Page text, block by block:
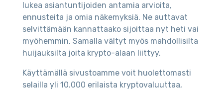
lukea asiantuntijoiden antamia arvioita,
ennusteita ja omia näkemyksiä. Ne auttavat
selvittämään kannattaako sijoittaa nyt heti vai
myöhemmin. Samalla vältyt myös mahdollisilta
huijauksilta joita krypto-alaan liittyy.
Käyttämällä sivustoamme voit huolettomasti
selailla yli 10.000 erilaista kryptovaluuttaa,